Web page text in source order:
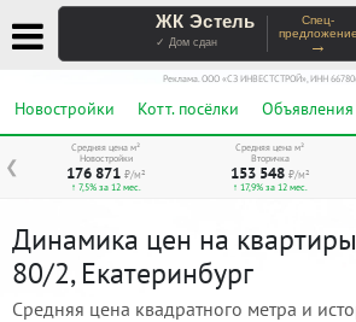
ЖК Эстель
✓ Дом сдан
Спец-
предложение
→
Реклама. ООО «СЗ ИНВЕСТСТРОЙ», ИНН
Новостройки Котт. посёлки Объявления
❮
Средняя цена м²
Новостройки
176 871 ₽/м²
↑ 7,5% за 12 мес.
Средняя цена м²
Вторичка
153 548 ₽/м²
↑ 17,9% за 12 мес.
Динамика цен на
80/2, Екатеринбург
Средняя цена квадратного метра и